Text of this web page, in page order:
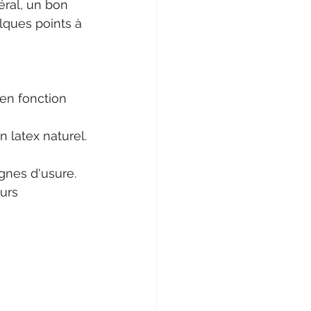
un bon
points à
fonction
latex naturel.
d'usure.